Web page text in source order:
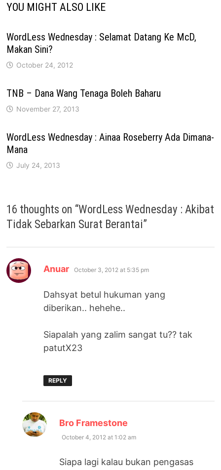
YOU MIGHT ALSO LIKE
WordLess Wednesday : Selamat Datang Ke McD,
Makan Sini?
October 24, 2012
TNB – Dana Wang Tenaga Boleh Baharu
November 27, 2013
WordLess Wednesday : Ainaa Roseberry Ada Dimana-
Mana
July 24, 2013
16 thoughts on “WordLess Wednesday : Akibat
Tidak Sebarkan Surat Berantai”
Anuar says:
October 3, 2012 at 5:35 pm
Dahsyat betul hukuman yang
diberikan.. hehehe..
Siapalah yang zalim sangat tu?? tak
patutX23
REPLY
Bro Framestone
October 4, 2012 at 1:02 am
Siapa lagi kalau bukan pengasas